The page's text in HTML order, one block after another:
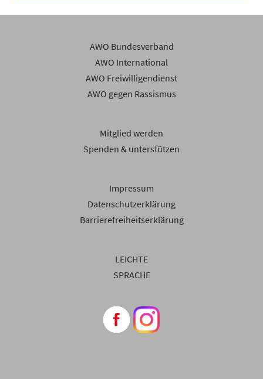
AWO Bundesverband
AWO International
AWO Freiwilligendienst
AWO gegen Rassismus
Mitglied werden
Spenden & unterstützen
Impressum
Datenschutzerklärung
Barrierefreiheitserklärung
LEICHTE
SPRACHE